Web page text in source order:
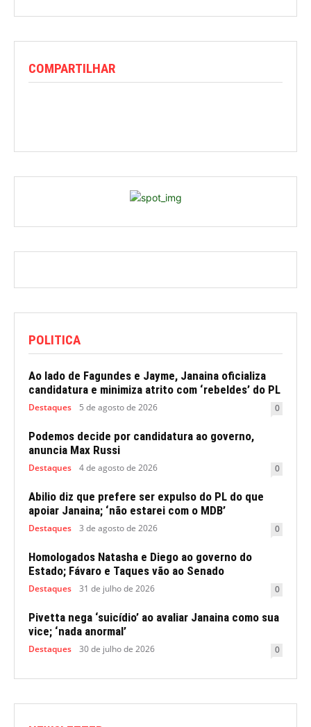
COMPARTILHAR
POLITICA
Ao lado de Fagundes e Jayme, Janaina oficializa
candidatura e minimiza atrito com ‘rebeldes’ do PL
Destaques 5 de agosto de 2026 0
Podemos decide por candidatura ao governo,
anuncia Max Russi
Destaques 4 de agosto de 2026 0
Abilio diz que prefere ser expulso do PL do que
apoiar Janaina; ‘não estarei com o MDB’
Destaques 3 de agosto de 2026 0
Homologados Natasha e Diego ao governo do
Estado; Fávaro e Taques vão ao Senado
Destaques 31 de julho de 2026 0
Pivetta nega ‘suicídio’ ao avaliar Janaina como sua
vice; ‘nada anormal’
Destaques 30 de julho de 2026 0